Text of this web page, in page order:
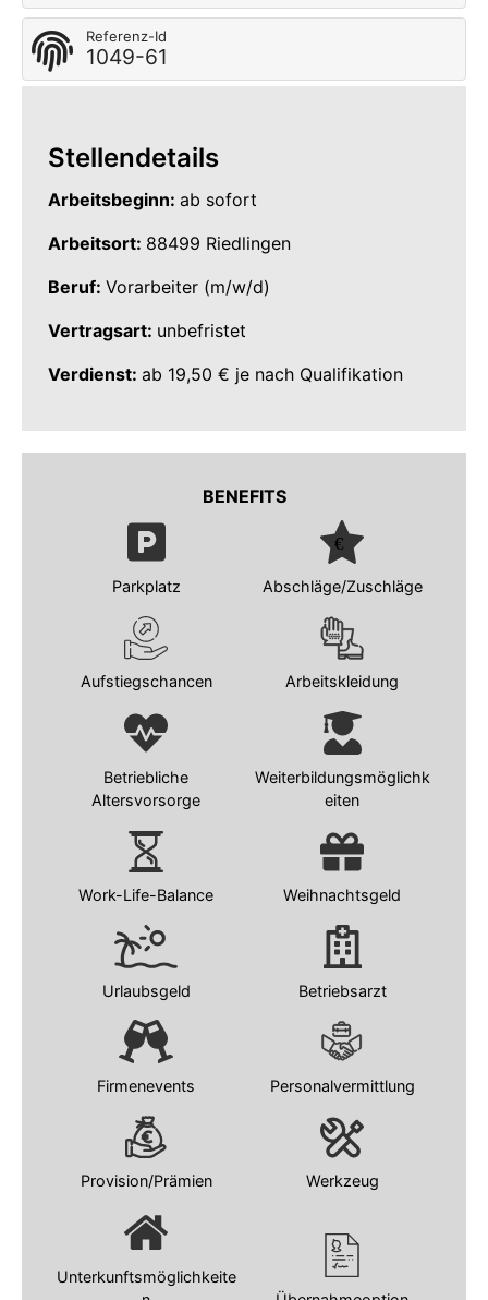
Referenz-Id
1049-61
Stellendetails
Arbeitsbeginn: ab sofort
Arbeitsort: 88499 Riedlingen
Beruf: Vorarbeiter (m/w/d)
Vertragsart: unbefristet
Verdienst: ab 19,50 € je nach Qualifikation
BENEFITS
Parkplatz Abschläge/Zuschläge
Aufstiegschancen Arbeitskleidung
Betriebliche
Altersvorsorge
Weiterbildungsmöglichk
eiten
Work-Life-Balance Weihnachtsgeld
Urlaubsgeld Betriebsarzt
Firmenevents Personalvermittlung
Provision/Prämien Werkzeug
Unterkunftsmöglichkeite